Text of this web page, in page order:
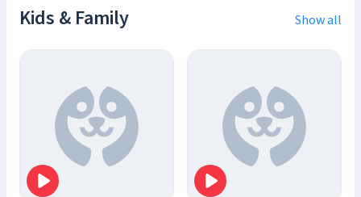
Kids & Family Show all